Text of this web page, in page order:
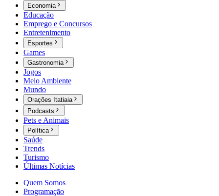
Economia
Educação
Emprego e Concursos
Entretenimento
Esportes
Games
Gastronomia
Jogos
Meio Ambiente
Mundo
Orações Itatiaia
Podcasts
Pets e Animais
Política
Saúde
Trends
Turismo
Últimas Notícias
Quem Somos
Programação